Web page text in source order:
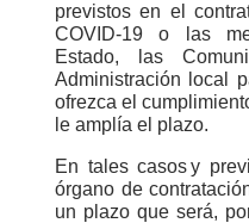
previstos en el
COVID-19 o las
Estado, las
Administración local
ofrezca el
le amplía el plazo.
En tales casos y
órgano de
un plazo que será,